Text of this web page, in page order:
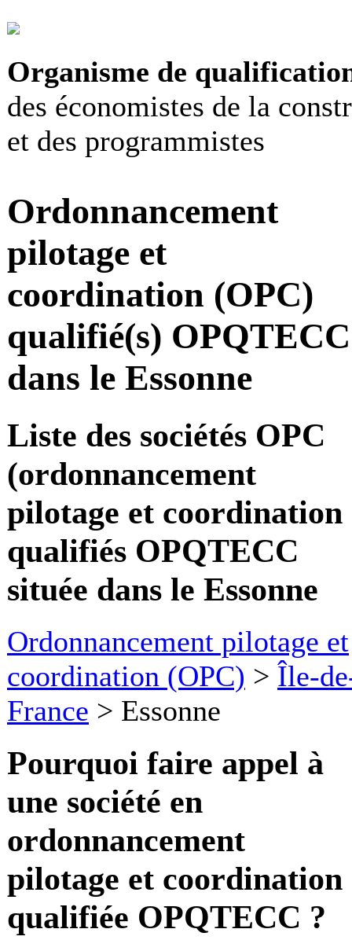
Organisme de
des économistes de la
et des programmistes
Ordonnancement
pilotage et
coordination (OPC)
qualifié(s) OPQTECC
dans le Essonne
Liste des sociétés OPC
(ordonnancement
pilotage et coordination
qualifiés OPQTECC
située dans le Essonne
Ordonnancement pilotage et
coordination (OPC) > Île-
France > Essonne
Pourquoi faire appel à
une société en
ordonnancement
pilotage et coordination
qualifiée OPQTECC ?